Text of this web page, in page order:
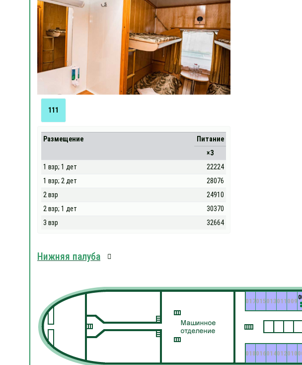
111
Размещение
Питание
×3
1 взр; 1 дет
22224
1 взр; 2 дет
28076
2 взр
24910
2 взр; 1 дет
30370
3 взр
32664
Нижняя палуба
009
010
011
012
013
014
015
016
017
018